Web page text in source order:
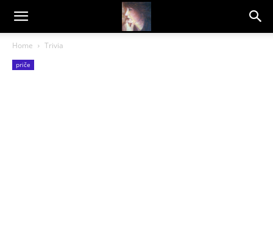
Dragana
Amarilis
Home Trivia
priče